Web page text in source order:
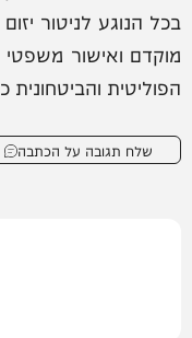
בכל הנוגע לניטור
מוקדם ואישור
הפוליטית והביטחונית
שלח תגובה על הכתבה